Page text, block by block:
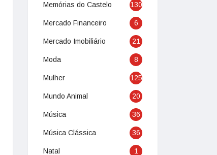
Memórias do Castelo 130
Mercado Financeiro 6
Mercado Imobiliário 21
Moda 8
Mulher 125
Mundo Animal 20
Música 36
Música Clássica 36
Natal 1